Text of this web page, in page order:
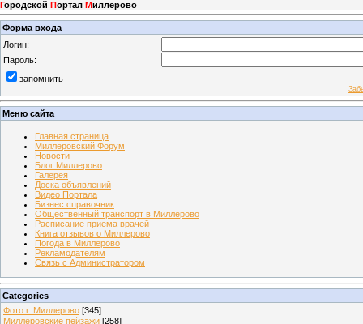
Городской Портал Миллерово
Форма входа
Логин:
Пароль:
запомнить
Меню сайта
Главная страница
Миллеровский Форум
Новости
Блог Миллерово
Галерея
Доска объявлений
Видео Портала
Бизнес справочник
Общественный транспорт в Миллерово
Расписание приема врачей
Книга отзывов о Миллерово
Погода в Миллерово
Рекламодателям
Связь с Администратором
Categories
Фото г. Миллерово [345]
Миллеровские пейзажи [258]